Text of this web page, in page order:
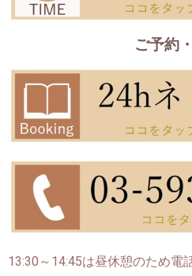
ご予約
13:30～14:45は昼休憩のため電